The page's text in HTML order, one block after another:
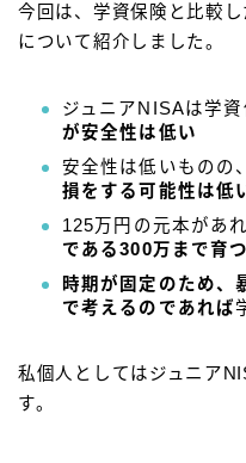
今回は、学資保険と比較
について紹介しました。
ジュニアNISAは学
が安全性は低い
安全性は低いものの、
損をする可能性は低
125万円の元本があれ
である300万まで育
時期が固定のため、
で考えるのであれば
私個人としてはジュニア
す。